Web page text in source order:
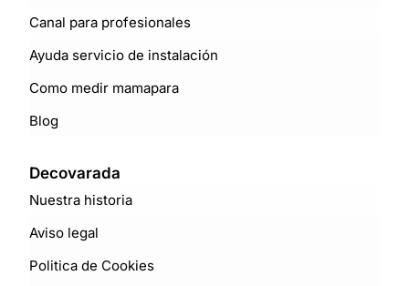
Canal para profesionales
Ayuda servicio de instalación
Como medir mamapara
Blog
Decovarada
Nuestra historia
Aviso legal
Politica de Cookies